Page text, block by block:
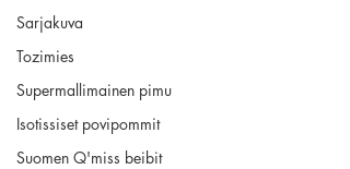
Sarjakuva
Tozimies
Supermallimainen pimu
Isotissiset povipommit
Suomen Q'miss beibit